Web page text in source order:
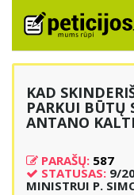
KAD
PARKUI BŪTŲ
ANTANO
PARAŠŲ: 587
STATUSAS: 9/
MINISTRUI P.